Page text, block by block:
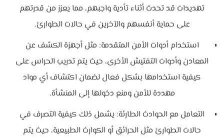
تهديدات قد تحدث أثناء تأدية واجبهم، مما يعزز من قدرتهم
على حماية أنفسهم والآخرين في حالات الطوارئ.
استخدام أدوات الأمن المتقدمة: مثل أجهزة الكشف عن
المعادن وأدوات التفتيش الأخرى، حيث يتم تدريب الحراس على
كيفية استخدامها بشكل فعال لضمان اكتشاف أي مواد
مهددة للأمن ومنع دخولها إلى المنشأة.
التعامل مع الحوادث الطارئة: يشمل ذلك كيفية التصرف في
حالات الطوارئ مثل الحرائق أو الكوارث الطبيعية، حيث يتم